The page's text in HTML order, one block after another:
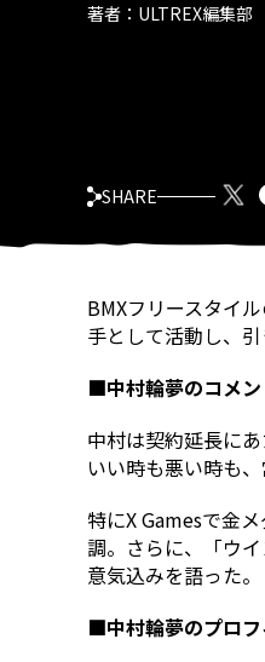
著者： ULTREX編集部
SHARE
BMXフリースタイ
手として活動し、
■中村輪夢のコメン
中村は契約延長に
いい時も悪い時も
特にX Gamesで金
調。さらに、「ウ
意気込みを語った。
■中村輪夢のプロ